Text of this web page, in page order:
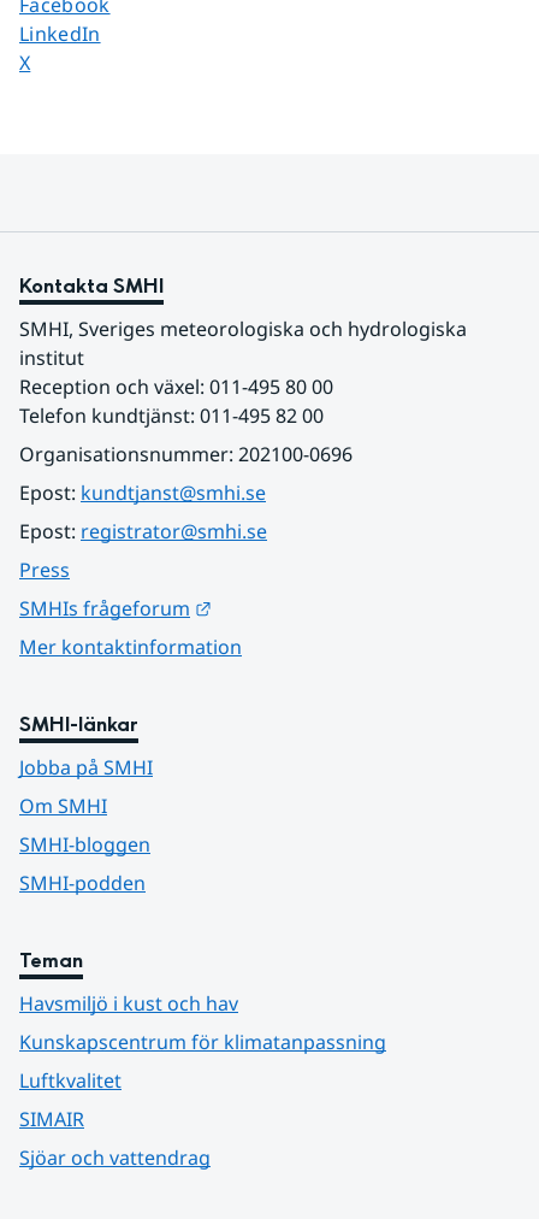
Dela sidan på
LinkedIn
Dela sidan på
X
Kontakta SMHI
SMHI, Sveriges meteorologiska och hydrologiska
institut
Reception och växel: 011-495 80 00
Telefon kundtjänst: 011-495 82 00
Organisationsnummer: 202100-0696
Epost: kundtjanst@smhi.se
Epost: registrator@smhi.se
Press
SMHIs frågeforum
Mer kontaktinformation
SMHI-länkar
Jobba på SMHI
Om SMHI
SMHI-bloggen
SMHI-podden
Teman
Havsmiljö i kust och hav
Kunskapscentrum för klimatanpassning
Luftkvalitet
SIMAIR
Sjöar och vattendrag